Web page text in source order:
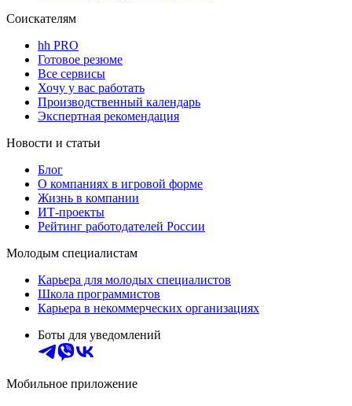
Соискателям
hh PRO
Готовое резюме
Все сервисы
Хочу у вас работать
Производственный календарь
Экспертная рекомендация
Новости и статьи
Блог
О компаниях в игровой форме
Жизнь в компании
ИТ-проекты
Рейтинг работодателей России
Молодым специалистам
Карьера для молодых специалистов
Школа программистов
Карьера в некоммерческих организациях
Боты для уведомлений
Мобильное приложение